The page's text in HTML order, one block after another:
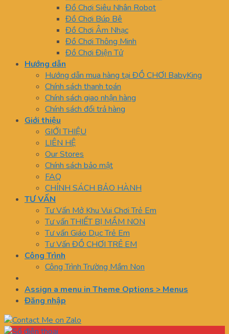
Đồ Chơi Siêu Nhân Robot
Đồ Chơi Búp Bê
Đồ Chơi Âm Nhạc
Đồ Chơi Thông Minh
Đồ Chơi Điện Tử
Hướng dẫn
Hướng dẫn mua hàng tại ĐỒ CHƠI BabyKing
Chính sách thanh toán
Chính sách giao nhận hàng
Chính sách đổi trả hàng
Giới thiệu
GIỚI THIỆU
LIÊN HỆ
Our Stores
Chính sách bảo mật
FAQ
CHÍNH SÁCH BẢO HÀNH
TƯ VẤN
Tư Vấn Mở Khu Vui Chơi Trẻ Em
Tư vấn THIẾT BỊ MẦM NON
Tư vấn Giáo Dục Trẻ Em
Tư Vấn ĐỒ CHƠI TRẺ EM
Công Trình
Công Trình Trường Mầm Non
Assign a menu in Theme Options > Menus
Đăng nhập